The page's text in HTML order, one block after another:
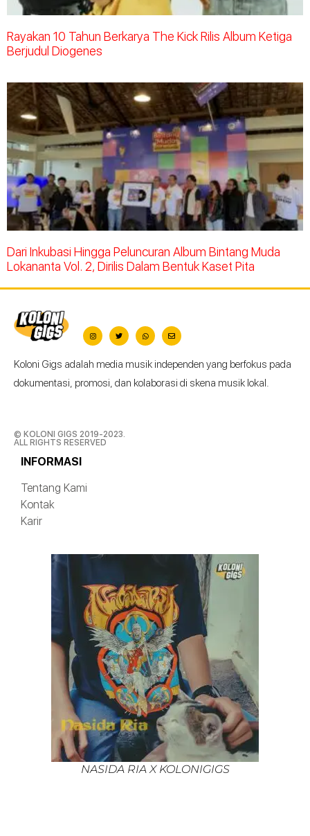
Rayakan 10 Tahun Berkarya The Kick Rilis Album Ketiga
Berjudul Diogenes
Dari Inkubasi Hingga Peluncuran Album Bintang Muda
Lokananta Vol. 2, Dirilis Dalam Bentuk Kaset Pita
Koloni Gigs adalah media musik independen yang berfokus pada
dokumentasi, promosi, dan kolaborasi di skena musik lokal.
© KOLONI GIGS 2019-2023.
ALL RIGHTS RESERVED
INFORMASI
Tentang Kami
Kontak
Karir
NASIDA RIA X KOLONIGIGS